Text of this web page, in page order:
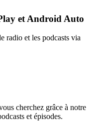
et Android Auto
radio et les podcasts via
cherchez grâce à notre
et épisodes.